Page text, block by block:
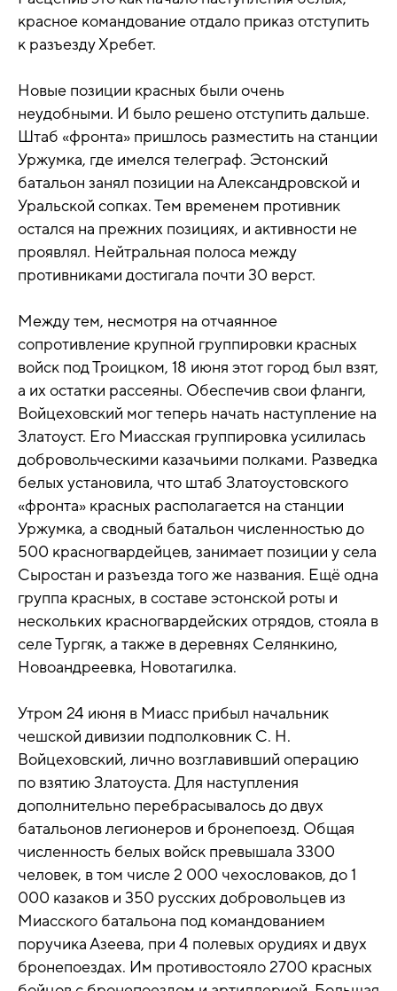
красное командование отдало приказ отступить
к разъезду Хребет.
Новые позиции красных были очень
неудобными. И было решено отступить дальше.
Штаб «фронта» пришлось разместить на станции
Уржумка, где имелся телеграф. Эстонский
батальон занял позиции на Александровской и
Уральской сопках. Тем временем противник
остался на прежних позициях, и активности не
проявлял. Нейтральная полоса между
противниками достигала почти 30 верст.
Между тем, несмотря на отчаянное
сопротивление крупной группировки красных
войск под Троицком, 18 июня этот город был взят,
а их остатки рассеяны. Обеспечив свои фланги,
Войцеховский мог теперь начать наступление на
Златоуст. Его Миасская группировка усилилась
добровольческими казачьими полками. Разведка
белых установила, что штаб Златоустовского
«фронта» красных располагается на станции
Уржумка, а сводный батальон численностью до
500 красногвардейцев, занимает позиции у села
Сыростан и разъезда того же названия. Ещё одна
группа красных, в составе эстонской роты и
нескольких красногвардейских отрядов, стояла в
селе Тургяк, а также в деревнях Селянкино,
Новоандреевка, Новотагилка.
Утром 24 июня в Миасс прибыл начальник
чешской дивизии подполковник С. Н.
Войцеховский, лично возглавивший операцию
по взятию Златоуста. Для наступления
дополнительно перебрасывалось до двух
батальонов легионеров и бронепоезд. Общая
численность белых войск превышала 3300
человек, в том числе 2 000 чехословаков, до 1
000 казаков и 350 русских добровольцев из
Миасского батальона под командованием
поручика Азеева, при 4 полевых орудиях и двух
бронепоездах. Им противостояло 2700 красных